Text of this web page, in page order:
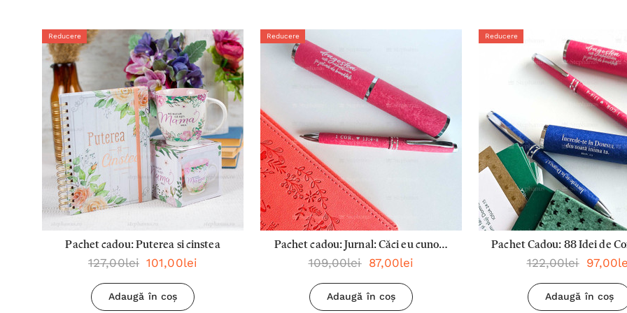
Reducere
Pachet cadou: Puterea si cinstea
127,00lei 101,00lei
Adaugă în coș
Reducere
Pachet cadou: Jurnal: Căci eu cunosc
planurile + Pix: Dragostea este
răbdătoare
109,00lei 87,00lei
Adaugă în coș
Reducere
Pachet Cadou: 88 Idei de
In Familie + Pix:
Rabdatoare + Pix:
Domnul Din Toata
122,00lei
Adaugă în coș